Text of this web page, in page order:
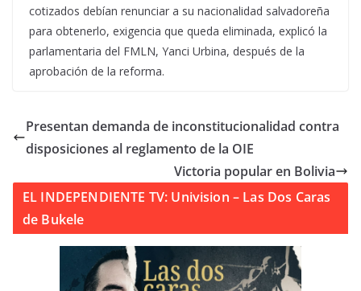
cotizados debían renunciar a su nacionalidad salvadoreña
para obtenerlo, exigencia que queda eliminada, explicó la
parlamentaria del FMLN, Yanci Urbina, después de la
aprobación de la reforma.
Presentan demanda de inconstitucionalidad contra
disposiciones al reglamento de la OIE
Victoria popular en Bolivia
EL INDEPENDIENTE TV: Univision – Las Dos Caras
de Bukele